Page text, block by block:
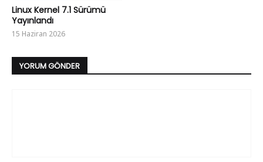
Linux Kernel 7.1 Sürümü
Yayınlandı
15 Haziran 2026
YORUM GÖNDER